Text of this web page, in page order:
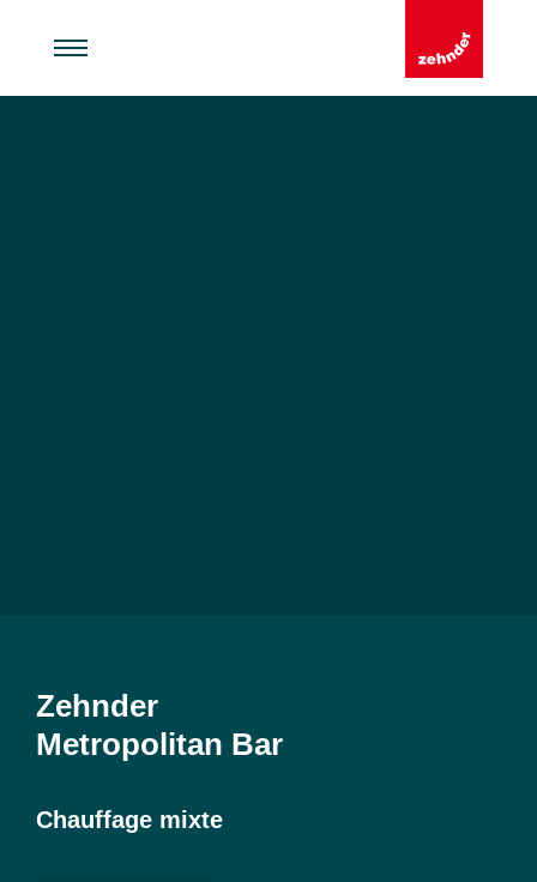
Zehnder
Metropolitan Bar
Chauffage mixte